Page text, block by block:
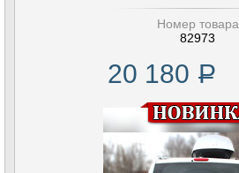
Номер товара
82973
20 180 Р